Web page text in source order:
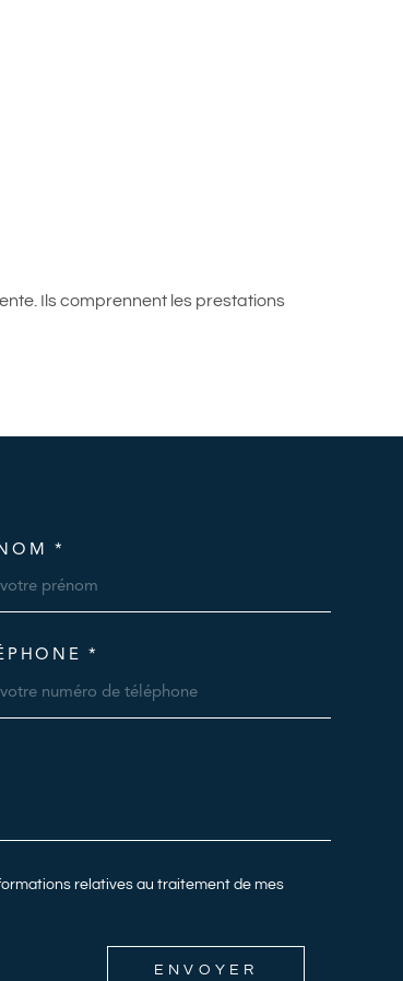
Ils comprennent les prestations
*
*
relatives au traitement de mes
ENVOYER